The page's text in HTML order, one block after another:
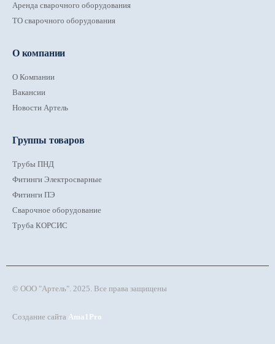
Аренда сварочного оборудования
ТО сварочного оборудования
О компании
О Компании
Вакансии
Новости Артель
Группы товаров
Трубы ПНД
Фитинги Электросварные
Фитинги ПЭ
Сварочное оборудование
Труба КОРСИС
© ООО "Артель". 2025. Все права защищены
Создание сайта Ama1Pro